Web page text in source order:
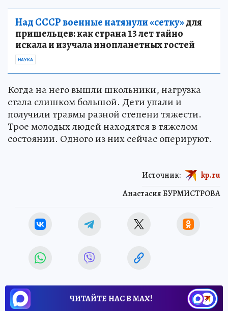
Над СССР военные натянули «сетку»для
пришельцев: как страна 13 лет тайно
искала и изучала инопланетных гостей
НАУКА
Когда на него вышли школьники, нагрузка
стала слишком большой. Дети упали и
получили травмы разной степени тяжести.
Трое молодых людей находятся в тяжелом
состоянии. Одного из них сейчас оперируют.
Анастасия БУРМИСТРОВА
Источник: kp.ru
ЧИТАЙТЕ НАС В МАХ!